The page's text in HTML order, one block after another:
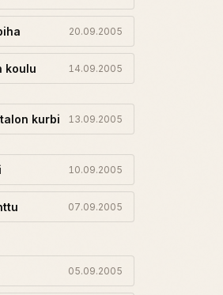
20.09.2005
koulu 14.09.2005
kurbi 13.09.2005
10.09.2005
07.09.2005
05.09.2005